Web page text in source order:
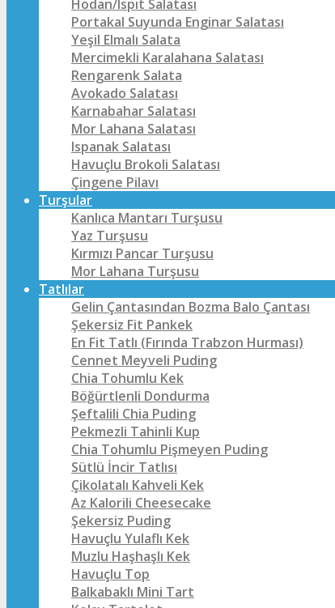
Hodan/Ispıt Salatası
Portakal Suyunda Enginar Salatası
Yeşil Elmalı Salata
Mercimekli Karalahana Salatası
Rengarenk Salata
Avokado Salatası
Karnabahar Salatası
Mor Lahana Salatası
Ispanak Salatası
Havuçlu Brokoli Salatası
Çingene Pilavı
Turşular
Kanlıca Mantarı Turşusu
Yaz Turşusu
Kırmızı Pancar Turşusu
Mor Lahana Turşusu
Tatlılar
Gelin Çantasından Bozma Balo Çantası
Şekersiz Fit Pankek
En Fit Tatlı (Fırında Trabzon Hurması)
Cennet Meyveli Puding
Chia Tohumlu Kek
Böğürtlenli Dondurma
Şeftalili Chia Puding
Pekmezli Tahinli Kup
Chia Tohumlu Pişmeyen Puding
Sütlü İncir Tatlısı
Çikolatalı Kahveli Kek
Az Kalorili Cheesecake
Şekersiz Puding
Havuçlu Yulaflı Kek
Muzlu Haşhaşlı Kek
Havuçlu Top
Balkabaklı Mini Tart